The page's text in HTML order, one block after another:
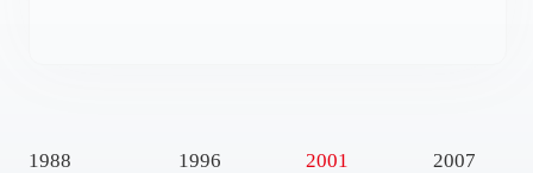
1988 1996 2001 2007